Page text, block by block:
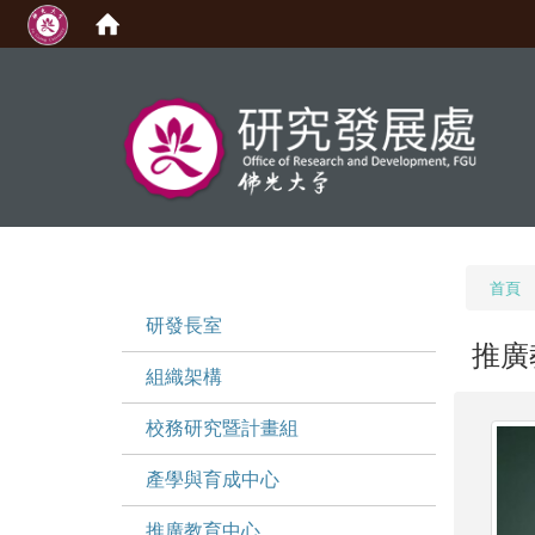
研發長室
組織架構
校務研究暨計畫組
產學與育成中心
首頁
推